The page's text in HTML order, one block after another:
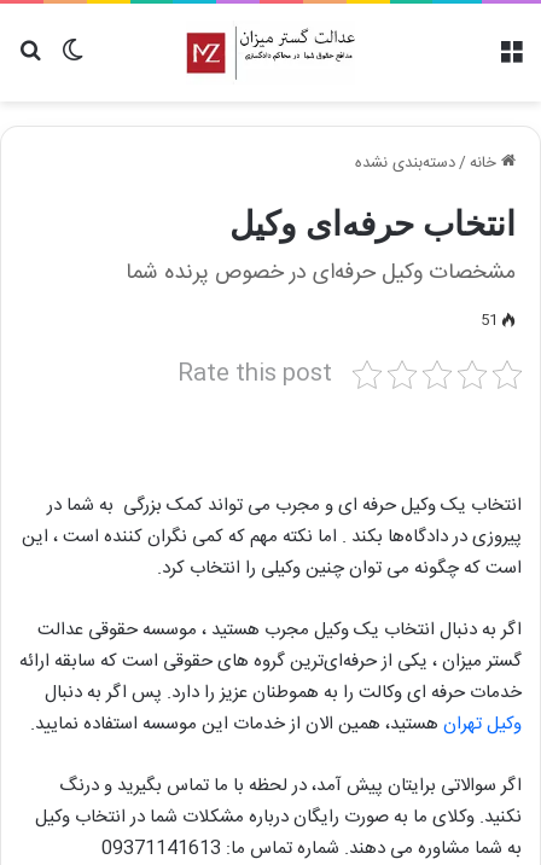
تغییر
خانه/دسته‌بندی نشده
انتخاب حرفه‌ای وکیل
مشخصات وکیل حرفه‌ای در خصوص پرنده شما
51
Rate this post
انتخاب یک وکیل حرفه ای و مجرب می تواند کمک بزرگی به شما در
پیروزی در دادگاه‌ها بکند . اما نکته مهم که کمی نگران کننده است ، این
است که چگونه می توان چنین وکیلی را انتخاب کرد.
اگر به دنبال انتخاب یک وکیل مجرب هستید ، موسسه حقوقی عدالت
گستر میزان ، یکی از حرفه‌ای‌ترین گروه های حقوقی است که سابقه ارائه
خدمات حرفه ای وکالت را به هموطنان عزیز را دارد. پس اگر به دنبال
وکیل تهران هستید، همین الان از خدمات این موسسه استفاده نمایید.
اگر سوالاتی برایتان پیش آمد، در لحظه با ما تماس بگیرید و درنگ
نکنید. وکلای ما به صورت رایگان درباره مشکلات شما در انتخاب وکیل
به شما مشاوره می دهند. شماره تماس ما: 09371141613